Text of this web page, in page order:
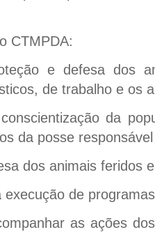
CTMPDA:
e defesa dos
de trabalho e os
da
da posse
dos animais feridos
execução de
as ações